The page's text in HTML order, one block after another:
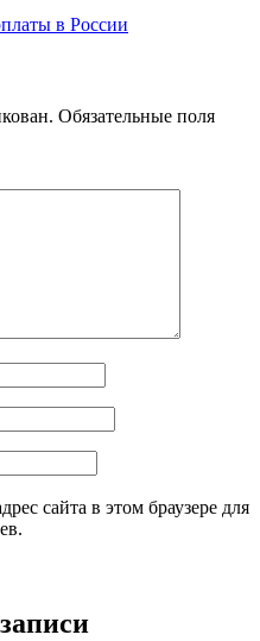
в России
Обязательные поля
сайта в этом браузере для